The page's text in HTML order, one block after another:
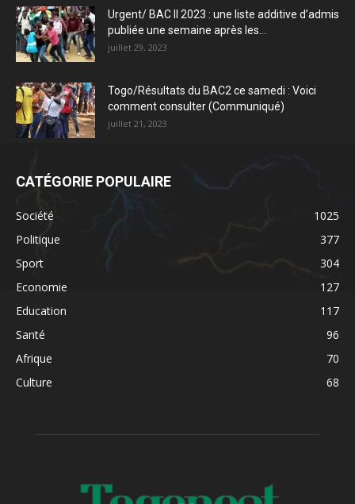
Urgent/ BAC II 2023 : une liste additive d’admis
publiée une semaine après les...
juillet 29, 2023
Togo/Résultats du BAC2 ce samedi : Voici
comment consulter (Communiqué)
juillet 21, 2023
CATÉGORIE POPULAIRE
Société
1025
Politique
377
Sport
304
Economie
127
Education
117
Santé
96
Afrique
70
Culture
68